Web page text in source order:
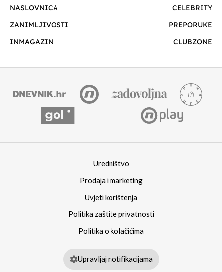
NASLOVNICA
CELEBRITY
ZANIMLJIVOSTI
PREPORUKE
INMAGAZIN
CLUBZONE
Uredništvo
Prodaja i marketing
Uvjeti korištenja
Politika zaštite privatnosti
Politika o kolačićima
Upravljaj notifikacijama